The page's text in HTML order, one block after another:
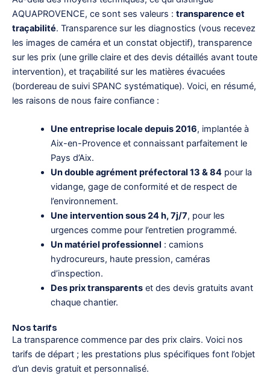
AQUAPROVENCE, ce sont ses valeurs : transparence et
traçabilité. Transparence sur les diagnostics (vous recevez
les images de caméra et un constat objectif), transparence
sur les prix (une grille claire et des devis détaillés avant toute
intervention), et traçabilité sur les matières évacuées
(bordereau de suivi SPANC systématique). Voici, en résumé,
les raisons de nous faire confiance :
Une entreprise locale depuis 2016, implantée à
Aix-en-Provence et connaissant parfaitement le
Pays d’Aix.
Un double agrément préfectoral 13 & 84pour la
vidange, gage de conformité et de respect de
l’environnement.
Une intervention sous 24 h, 7j/7, pour les
urgences comme pour l’entretien programmé.
Un matériel professionnel : camions
hydrocureurs, haute pression, caméras
d’inspection.
Des prix transparentset des devis gratuits avant
chaque chantier.
Nos tarifs
La transparence commence par des prix clairs. Voici nos
tarifs de départ ; les prestations plus spécifiques font l’objet
d’un devis gratuit et personnalisé.